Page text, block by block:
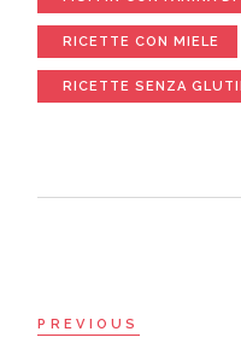
RICETTE CON MIELE
RICETTE SENZA
PREVIOUS